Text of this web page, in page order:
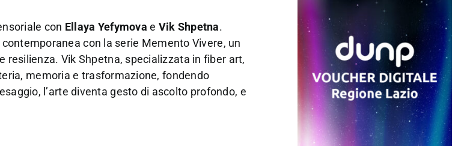
con Ellaya Yefymovae Vik Shpetna.
con la serie Memento Vivere, un
Vik Shpetna, specializzata in fiber art,
memoria e trasformazione, fondendo
l’arte diventa gesto di ascolto profondo, e